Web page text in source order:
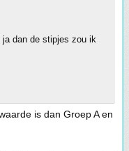
dan de stipjes zou ik
is dan Groep A en